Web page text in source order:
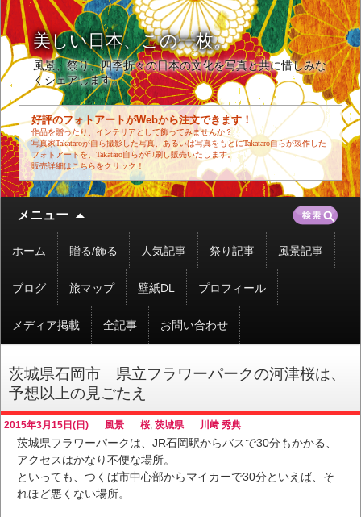
美しい日本、この一枚。
風景、祭り、四季折々の日本の文化を写真と共に惜しみな
くシェアします。
好評のフォトアートがWebから注文できます！
作品を贈ったり、インテリアとして飾ってみませんか？
写真家Takataroが自ら撮影した写真、あるいは写真をもとにTakataro自らが製作した
フォトアートを、Takataro自らが印刷し販売いたします。
販売詳細はこちらをクリック！
メニュー
テ
ツ
移
動
ホーム 贈る/飾る 人気記事 祭り記事 風景記事
ブログ 旅マップ 壁紙DL プロフィール
メディア掲載 全記事 お問い合わせ
検
索:
茨城県石岡市 県立フラワーパークの河津桜は、
予想以上の見ごたえ
2015年3月15日(日) 風景 桜, 茨城県 川﨑 秀典
茨城県フラワーパークは、JR石岡駅からバスで30分もかかる、
アクセスはかなり不便な場所。
といっても、つくば市中心部からマイカーで30分といえば、そ
れほど悪くない場所。